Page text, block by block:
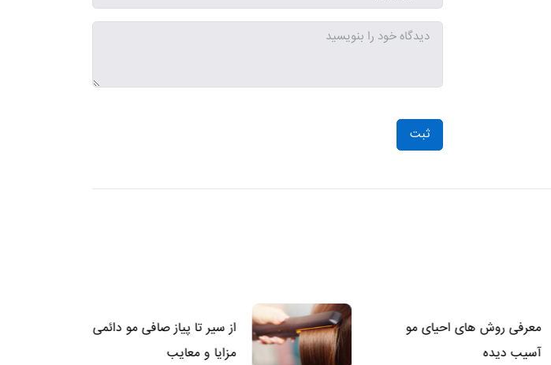
ثبت
معرفی روش های احیای مو
آسیب دیده
از سیر تا پیاز صافی مو دائمی +
مزایا و معایب